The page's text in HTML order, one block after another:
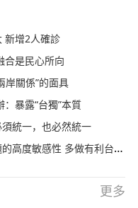
新增2人確診
合是民心所向
岸關係”的面具
暴露“台獨”本質
統一，也必然統一
性 多做有利台海和平穩定的事
更多